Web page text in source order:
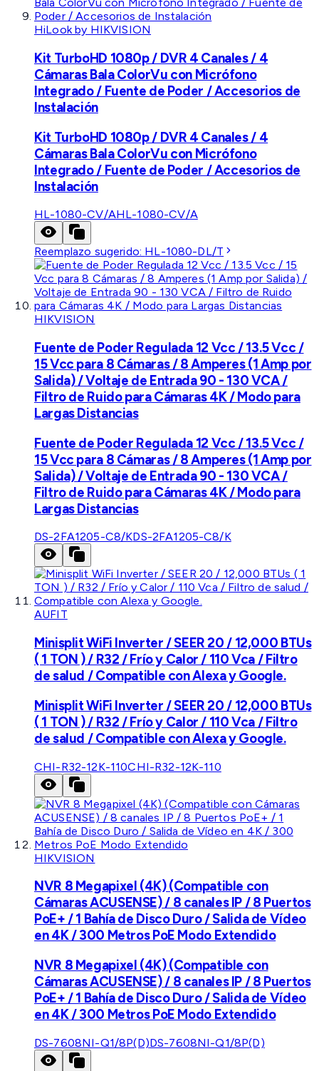
HiLook by HIKVISION
Kit TurboHD 1080p / DVR 4 Canales / 4
Cámaras Bala ColorVu con Micrófono
Integrado / Fuente de Poder / Accesorios de
Instalación
Kit TurboHD 1080p / DVR 4 Canales / 4
Cámaras Bala ColorVu con Micrófono
Integrado / Fuente de Poder / Accesorios de
Instalación
HL-1080-CV/AHL-1080-CV/A
Reemplazo sugerido: HL-1080-DL/T
HIKVISION
Fuente de Poder Regulada 12 Vcc / 13.5 Vcc /
15 Vcc para 8 Cámaras / 8 Amperes (1 Amp por
Salida) / Voltaje de Entrada 90 - 130 VCA /
Filtro de Ruido para Cámaras 4K / Modo para
Largas Distancias
Fuente de Poder Regulada 12 Vcc / 13.5 Vcc /
15 Vcc para 8 Cámaras / 8 Amperes (1 Amp por
Salida) / Voltaje de Entrada 90 - 130 VCA /
Filtro de Ruido para Cámaras 4K / Modo para
Largas Distancias
DS-2FA1205-C8/KDS-2FA1205-C8/K
AUFIT
Minisplit WiFi Inverter / SEER 20 / 12,000 BTUs
( 1 TON ) / R32 / Frío y Calor / 110 Vca / Filtro
de salud / Compatible con Alexa y Google.
Minisplit WiFi Inverter / SEER 20 / 12,000 BTUs
( 1 TON ) / R32 / Frío y Calor / 110 Vca / Filtro
de salud / Compatible con Alexa y Google.
CHI-R32-12K-110CHI-R32-12K-110
HIKVISION
NVR 8 Megapixel (4K) (Compatible con
Cámaras ACUSENSE) / 8 canales IP / 8 Puertos
PoE+ / 1 Bahía de Disco Duro / Salida de Vídeo
en 4K / 300 Metros PoE Modo Extendido
NVR 8 Megapixel (4K) (Compatible con
Cámaras ACUSENSE) / 8 canales IP / 8 Puertos
PoE+ / 1 Bahía de Disco Duro / Salida de Vídeo
en 4K / 300 Metros PoE Modo Extendido
DS-7608NI-Q1/8P(D)DS-7608NI-Q1/8P(D)